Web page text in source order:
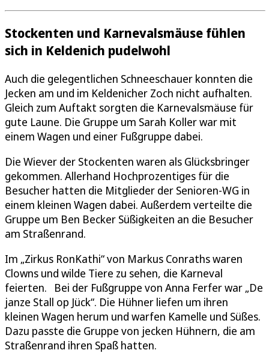
Stockenten und Karnevalsmäuse fühlen
sich in Keldenich pudelwohl
Auch die gelegentlichen Schneeschauer konnten die
Jecken am und im Keldenicher Zoch nicht aufhalten.
Gleich zum Auftakt sorgten die Karnevalsmäuse für
gute Laune. Die Gruppe um Sarah Koller war mit
einem Wagen und einer Fußgruppe dabei.
Die Wiever der Stockenten waren als Glücksbringer
gekommen. Allerhand Hochprozentiges für die
Besucher hatten die Mitglieder der Senioren-WG in
einem kleinen Wagen dabei. Außerdem verteilte die
Gruppe um Ben Becker Süßigkeiten an die Besucher
am Straßenrand.
Im „Zirkus RonKathi“ von Markus Conraths waren
Clowns und wilde Tiere zu sehen, die Karneval
feierten. Bei der Fußgruppe von Anna Ferfer war „De
janze Stall op Jück“. Die Hühner liefen um ihren
kleinen Wagen herum und warfen Kamelle und Süßes.
Dazu passte die Gruppe von jecken Hühnern, die am
Straßenrand ihren Spaß hatten.